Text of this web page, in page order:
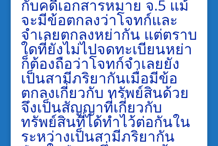
กับคดีเอกสารหมาย จ.5 แม้
จะมีข้อตกลงว่าโจทก์และ
จำเลยตกลงหย่ากัน แต่ตราบ
ใดที่ยังไม่ไปจดทะเบียนหย่า
ก็ต้องถือว่าโจทก์จำเลยยัง
เป็นสามีภริยากันเมื่อมีข้อ
ตกลงเกี่ยวกับ ทรัพย์สินด้วย
จึงเป็นสัญญาที่เกี่ยวกับ
ทรัพย์สินที่ได้ทำไว้ต่อกันใน
ระหว่างเป็นสามีภริยากัน